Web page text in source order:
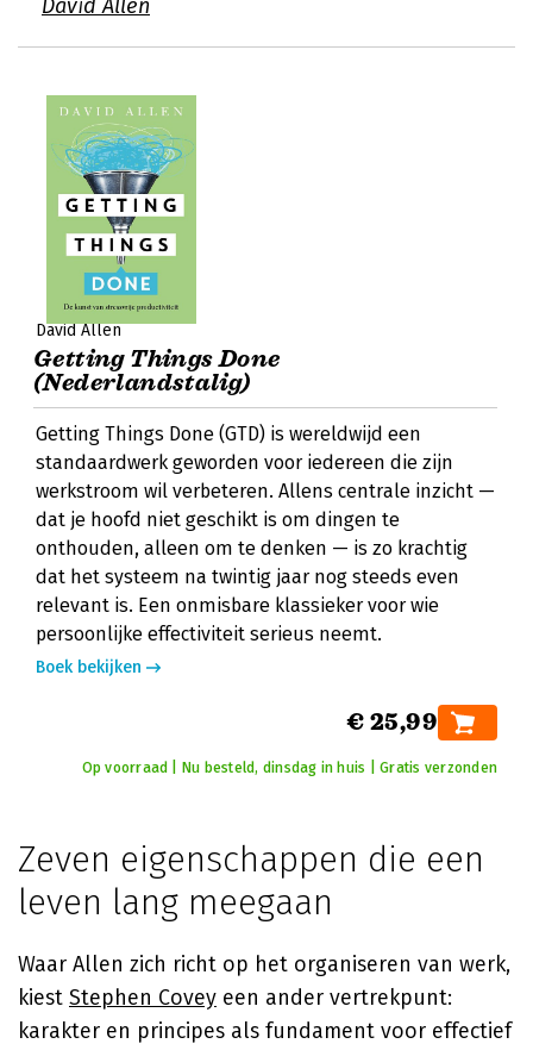
David Allen
David Allen
Getting Things Done
(Nederlandstalig)
Getting Things Done (GTD) is wereldwijd een
standaardwerk geworden voor iedereen die zijn
werkstroom wil verbeteren. Allens centrale inzicht —
dat je hoofd niet geschikt is om dingen te
onthouden, alleen om te denken — is zo krachtig
dat het systeem na twintig jaar nog steeds even
relevant is. Een onmisbare klassieker voor wie
persoonlijke effectiviteit serieus neemt.
Boek bekijken
€ 25,99
Op voorraad | Nu besteld, dinsdag in huis | Gratis verzonden
Zeven eigenschappen die een
leven lang meegaan
Waar Allen zich richt op het organiseren van werk,
kiest Stephen Covey een ander vertrekpunt:
karakter en principes als fundament voor effectief